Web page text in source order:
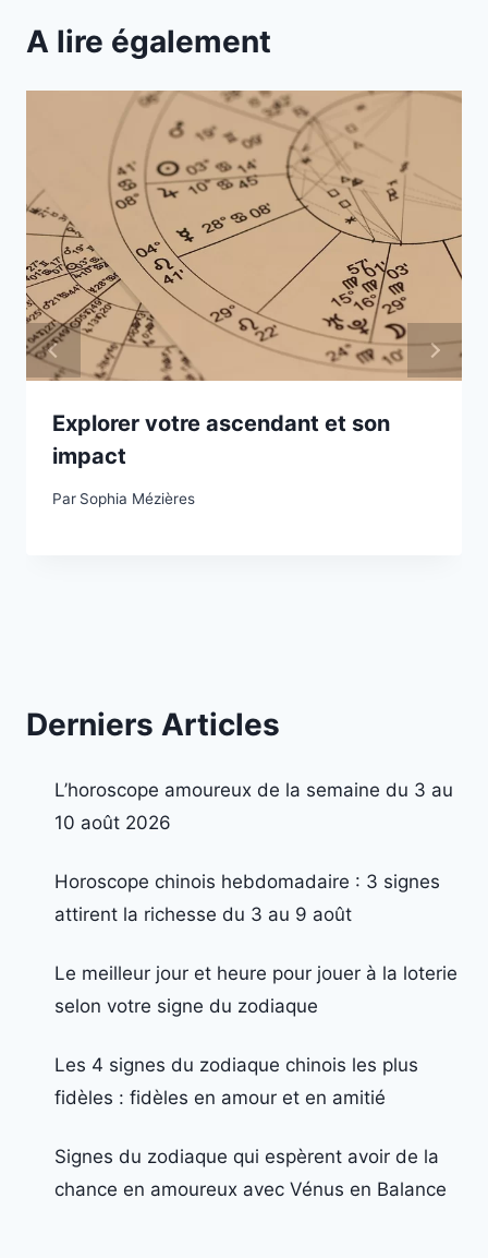
A lire également
Explorer votre ascendant et son
impact
Par Sophia Mézières
Derniers Articles
L’horoscope amoureux de la semaine du 3 au
10 août 2026
Horoscope chinois hebdomadaire : 3 signes
attirent la richesse du 3 au 9 août
Le meilleur jour et heure pour jouer à la loterie
selon votre signe du zodiaque
Les 4 signes du zodiaque chinois les plus
fidèles : fidèles en amour et en amitié
Signes du zodiaque qui espèrent avoir de la
chance en amoureux avec Vénus en Balance